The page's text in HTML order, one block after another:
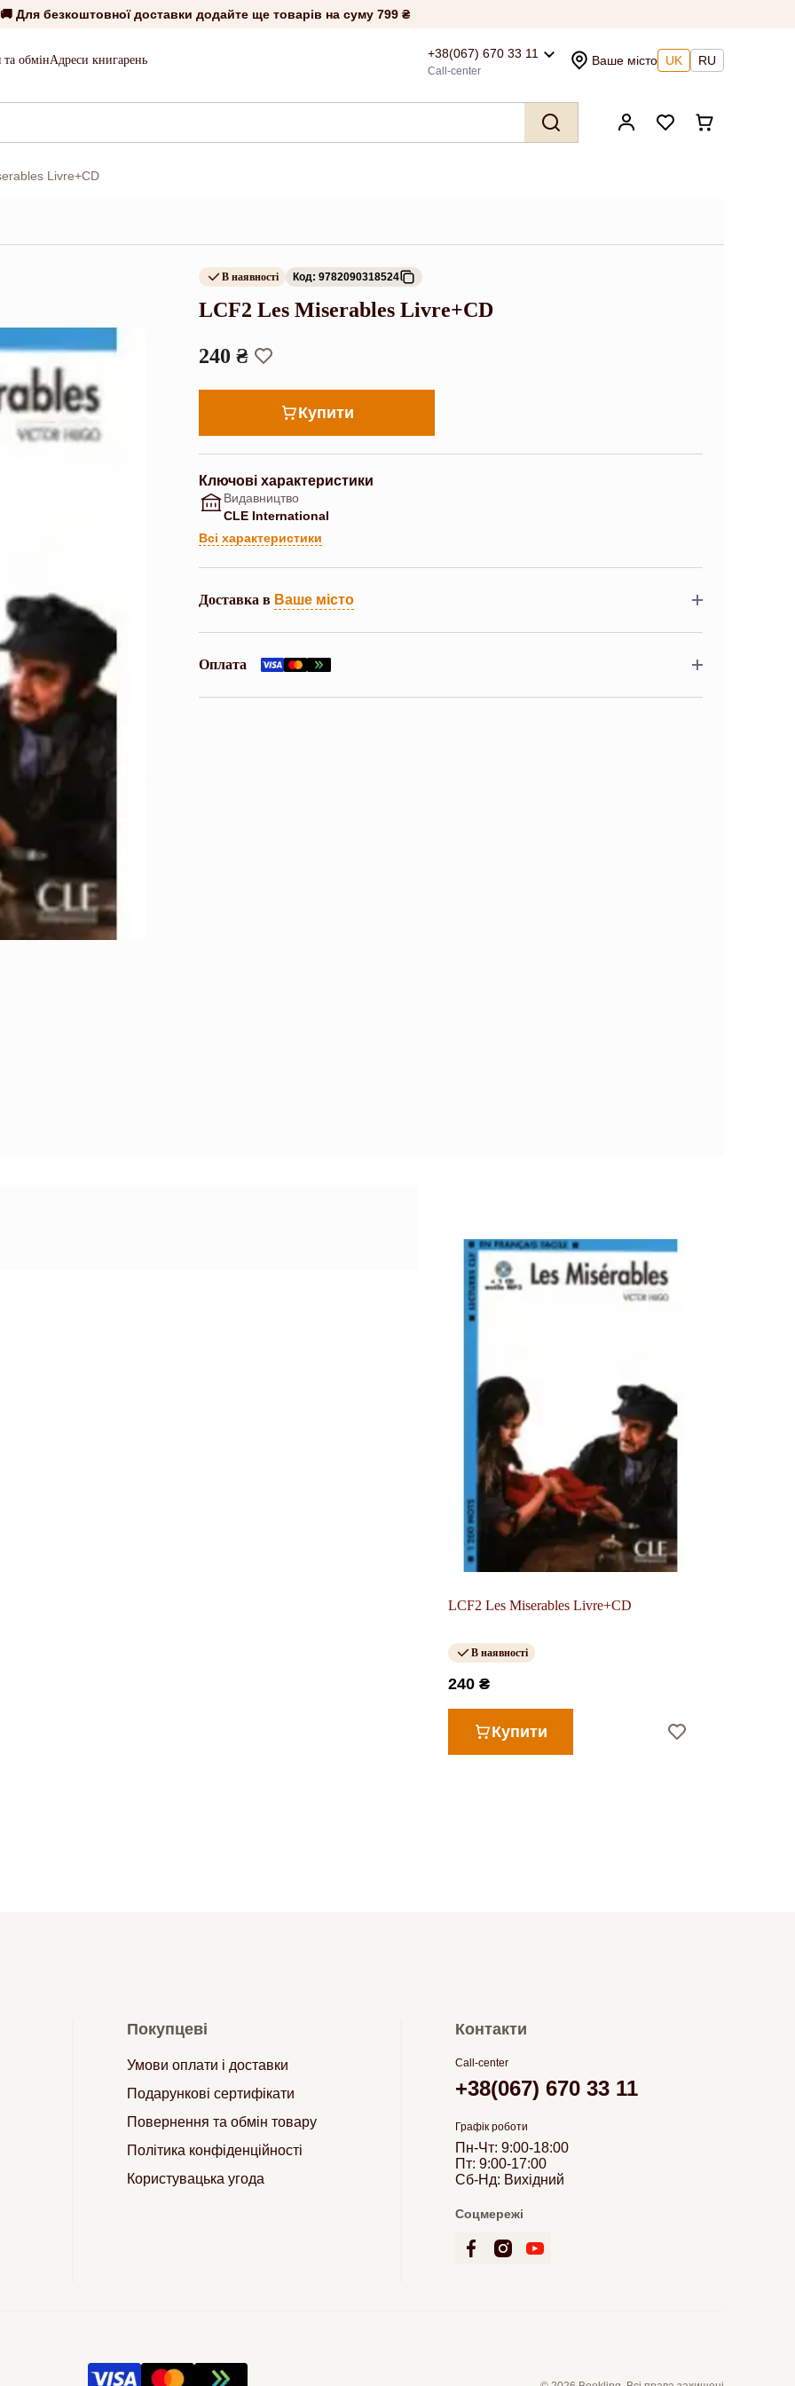
🚚 Для безкоштовної доставки додайте ще товарів на суму 799 ₴
обмінАдреси книгарень +38(067) 670 33 11
Call-center
Ваше місто UK RU
Livre+CD
В наявності Код: 9782090318524
LCF2 Les Miserables Livre+CD
240 ₴
Купити
Ключові характеристики
Видавництво
CLE International
Всі характеристики
Доставка в Ваше місто
Оплата
LCF2 Les Miserables Livre+CD
В наявності
240 ₴
Купити
Покупцеві
Умови оплати і доставки
Подарункові сертифікати
Повернення та обмін товару
Політика конфіденційності
Користувацька угода
Контакти
Call-center
+38(067) 670 33 11
Графік роботи
Пн-Чт: 9:00-18:00
Пт: 9:00-17:00
Сб-Нд: Вихідний
Соцмережі